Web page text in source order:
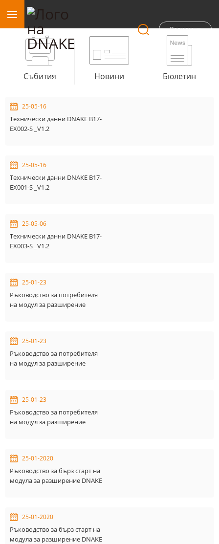
Регион
Събития Новини Бюлетин
25-05-16
Технически данни DNAKE B17-
EX002-S _V1.2
25-05-16
Технически данни DNAKE B17-
EX001-S _V1.2
25-05-06
Технически данни DNAKE B17-
EX003-S _V1.2
25-01-23
Ръководство за потребителя
на модул за разширение
25-01-23
Ръководство за потребителя
на модул за разширение
25-01-23
Ръководство за потребителя
на модул за разширение
25-01-2020
Ръководство за бърз старт на
модула за разширение DNAKE
25-01-2020
Ръководство за бърз старт на
модула за разширение DNAKE